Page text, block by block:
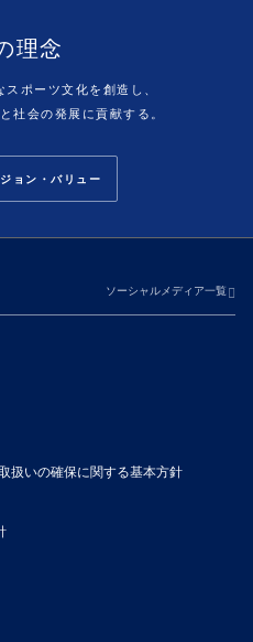
理念
ポーツ文化を創造し、
社会の発展に貢献する。
ョン・バリュー
ソーシャルメディア一覧
扱いの確保に関する基本方針